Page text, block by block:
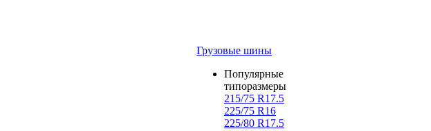
Грузовые шины
Популярные
типоразмеры
215/75 R17.5
225/75 R16
225/80 R17.5